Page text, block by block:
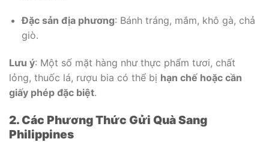
Đặc sản địa phương: Bánh tráng, mắm, khô gà, chả
giò.
Lưu ý: Một số mặt hàng như thực phẩm tươi, chất
lỏng, thuốc lá, rượu bia có thể bị hạn chế hoặc cần
giấy phép đặc biệt.
2. Các Phương Thức Gửi Quà Sang
Philippines